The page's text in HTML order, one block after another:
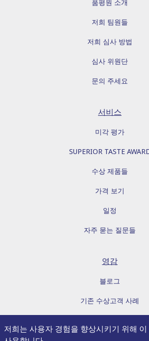
품평원 소개
저희 팀원들
저희 심사 방법
심사 위원단
문의 주세요
서비스
미각 평가
SUPERIOR TASTE
수상 제품들
가격 보기
일정
자주 묻는 질문들
영감
블로그
기존 수상고객 사례
저희는 사용자 경험을 향상시키기 위해